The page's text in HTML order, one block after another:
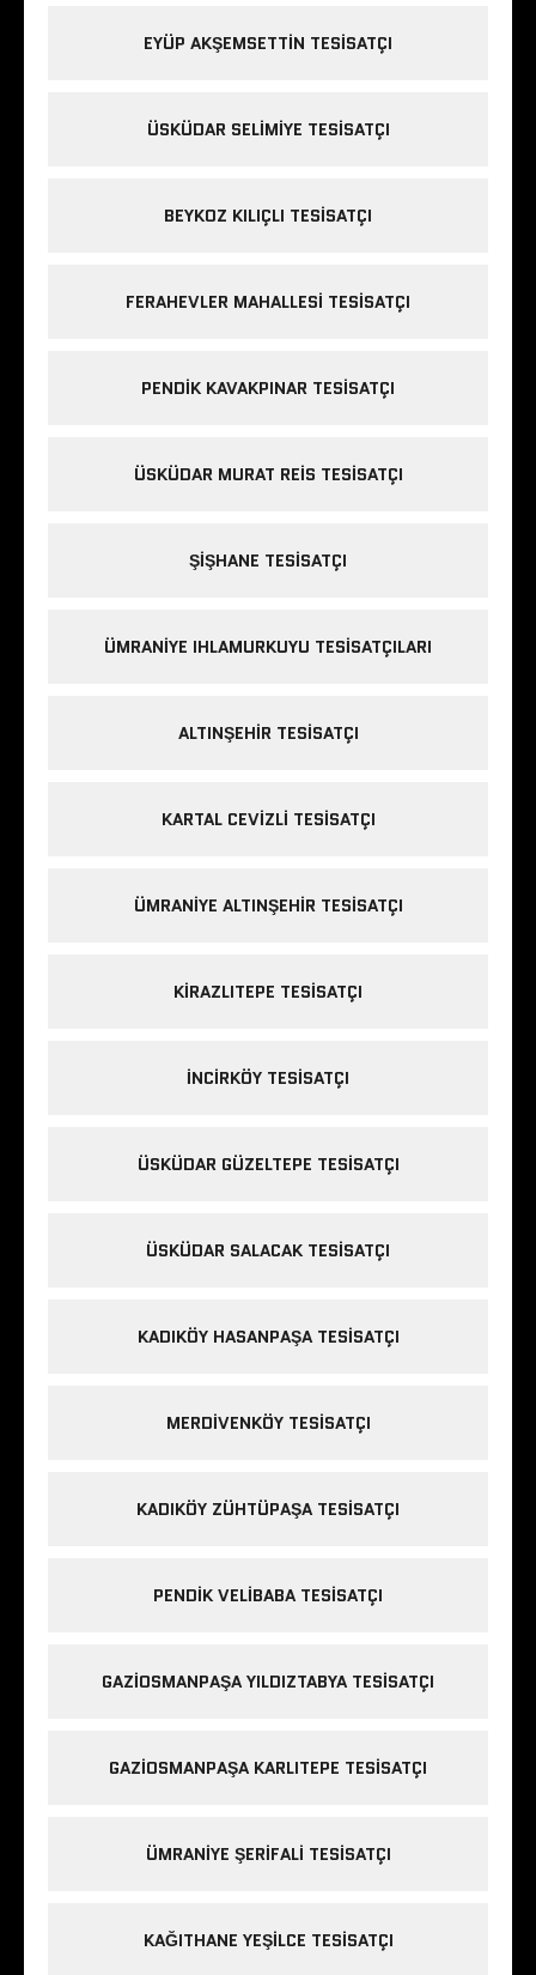
EYÜP AKŞEMSETTIN TESISATÇI
ÜSKÜDAR SELIMIYE TESISATÇI
BEYKOZ KILIÇLI TESISATÇI
FERAHEVLER MAHALLESI TESISATÇI
PENDIK KAVAKPINAR TESISATÇI
ÜSKÜDAR MURAT REIS TESISATÇI
ŞIŞHANE TESISATÇI
ÜMRANIYE IHLAMURKUYU TESISATÇILARI
ALTINŞEHIR TESISATÇI
KARTAL CEVIZLI TESISATÇI
ÜMRANIYE ALTINŞEHIR TESISATÇI
KIRAZLITEPE TESISATÇI
INCIRKÖY TESISATÇI
ÜSKÜDAR GÜZELTEPE TESISATÇI
ÜSKÜDAR SALACAK TESISATÇI
KADIKÖY HASANPAŞA TESISATÇI
MERDIVENKÖY TESISATÇI
KADIKÖY ZÜHTÜPAŞA TESISATÇI
PENDIK VELIBABA TESISATÇI
GAZIOSMANPAŞA YILDIZTABYA TESISATÇI
GAZIOSMANPAŞA KARLITEPE TESISATÇI
ÜMRANIYE ŞERIFALI TESISATÇI
KAĞITHANE YEŞILCE TESISATÇI